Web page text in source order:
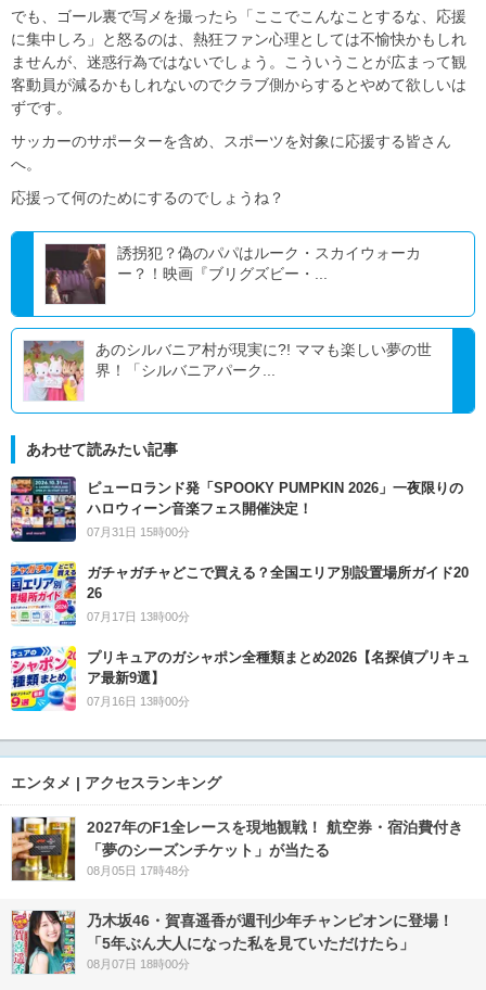
でも、ゴール裏で写メを撮ったら「ここでこんなことするな、応援
に集中しろ」と怒るのは、熱狂ファン心理としては不愉快かもしれ
ませんが、迷惑行為ではないでしょう。こういうことが広まって観
客動員が減るかもしれないのでクラブ側からするとやめて欲しいは
ずです。
サッカーのサポーターを含め、スポーツを対象に応援する皆さん
へ。
応援って何のためにするのでしょうね？
誘拐犯？偽のパパはルーク・スカイウォーカ
ー？！映画『ブリグズビー・...
あのシルバニア村が現実に?! ママも楽しい夢の世
界！「シルバニアパーク...
あわせて読みたい記事
ピューロランド発「SPOOKY PUMPKIN 2026」一夜限りの
ハロウィーン音楽フェス開催決定！
07月31日 15時00分
ガチャガチャどこで買える？全国エリア別設置場所ガイド20
26
07月17日 13時00分
プリキュアのガシャポン全種類まとめ2026【名探偵プリキュ
ア最新9選】
07月16日 13時00分
エンタメ | アクセスランキング
2027年のF1全レースを現地観戦！ 航空券・宿泊費付き
「夢のシーズンチケット」が当たる
08月05日 17時48分
乃木坂46・賀喜遥香が週刊少年チャンピオンに登場！
「5年ぶん大人になった私を見ていただけたら」
08月07日 18時00分